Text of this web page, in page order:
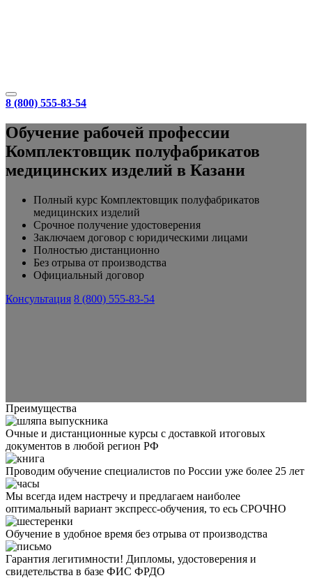
8 (800) 555-83-54
Обучение рабочей профессии
Комплектовщик полуфабрикатов
медицинских изделий в Казани
Полный курс Комплектовщик полуфабрикатов
медицинских изделий
Срочное получение удостоверения
Заключаем договор с юридическими лицами
Полностью дистанционно
Без отрыва от производства
Официальный договор
Консультация 8 (800) 555-83-54
Преимущества
Очные и дистанционные курсы с доставкой итоговых
документов в любой регион РФ
Проводим обучение специалистов по России уже более 25 лет
Мы всегда идем настречу и предлагаем наиболее
оптимальный вариант экспресс-обучения, то есь СРОЧНО
Обучение в удобное время без отрыва от производства
Гарантия легитимности! Дипломы, удостоверения и
свидетельства в базе ФИС ФРДО